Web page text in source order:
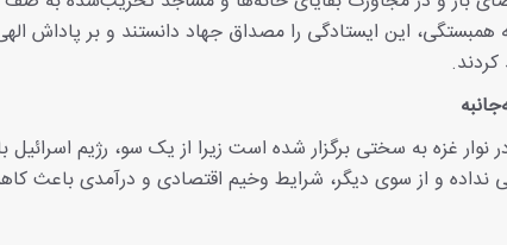
این ایستادگی را مصداق جهاد دانستند و بر پاداش
غزه به سختی برگزار شده است زیرا از یک سو، رژیم اسرائیل
نداده و از سوی دیگر، شرایط وخیم اقتصادی و درآمدی باعث